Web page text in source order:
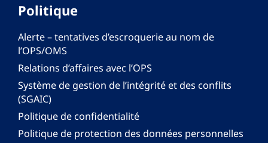
Politique
Alerte – tentatives d’escroquerie au nom de
l’OPS/OMS
Relations d’affaires avec l’OPS
Système de gestion de l’intégrité et des conflits
(SGAIC)
Politique de confidentialité
Politique de protection des données personnelles